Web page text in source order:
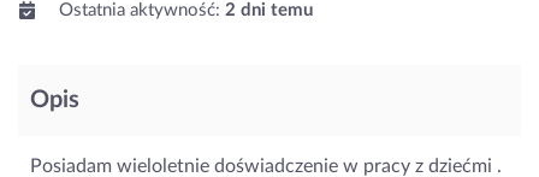
Ostatnia aktywność: 2 dni temu
Opis
Posiadam wieloletnie doświadczenie w pracy z dziećmi .